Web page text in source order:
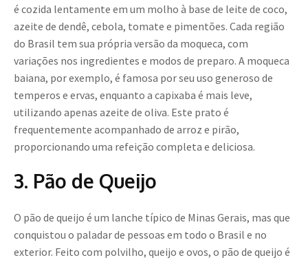
é cozida lentamente em um molho à base de leite de coco,
azeite de dendê, cebola, tomate e pimentões. Cada região
do Brasil tem sua própria versão da moqueca, com
variações nos ingredientes e modos de preparo. A moqueca
baiana, por exemplo, é famosa por seu uso generoso de
temperos e ervas, enquanto a capixaba é mais leve,
utilizando apenas azeite de oliva. Este prato é
frequentemente acompanhado de arroz e pirão,
proporcionando uma refeição completa e deliciosa.
3. Pão de Queijo
O pão de queijo é um lanche típico de Minas Gerais, mas que
conquistou o paladar de pessoas em todo o Brasil e no
exterior. Feito com polvilho, queijo e ovos, o pão de queijo é